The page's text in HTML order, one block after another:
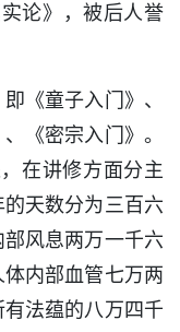
论》，被后人誉
《童子入门》、
《密宗入门》。
在讲修方面分主
天数分为三百六
风息两万一千六
内部血管七万两
法蕴的八万四千